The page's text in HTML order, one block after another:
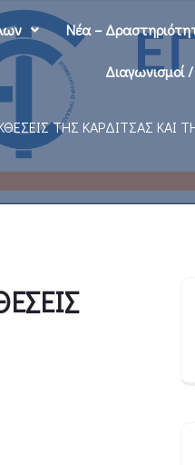
Νέα –
ΤΗΣ ΚΑΡΔΙΤΣΑΣ ΚΑΙ